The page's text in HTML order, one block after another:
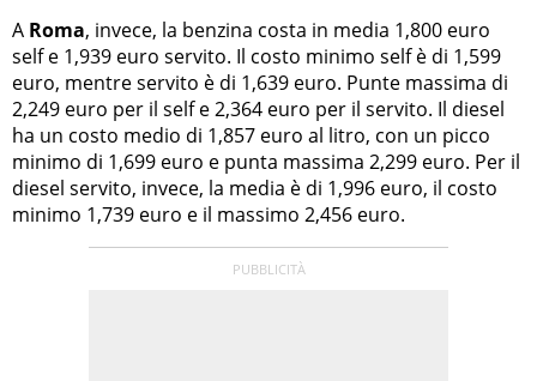
A Roma, invece, la benzina costa in media 1,800 euro
self e 1,939 euro servito. Il costo minimo self è di 1,599
euro, mentre servito è di 1,639 euro. Punte massima di
2,249 euro per il self e 2,364 euro per il servito. Il diesel
ha un costo medio di 1,857 euro al litro, con un picco
minimo di 1,699 euro e punta massima 2,299 euro. Per il
diesel servito, invece, la media è di 1,996 euro, il costo
minimo 1,739 euro e il massimo 2,456 euro.